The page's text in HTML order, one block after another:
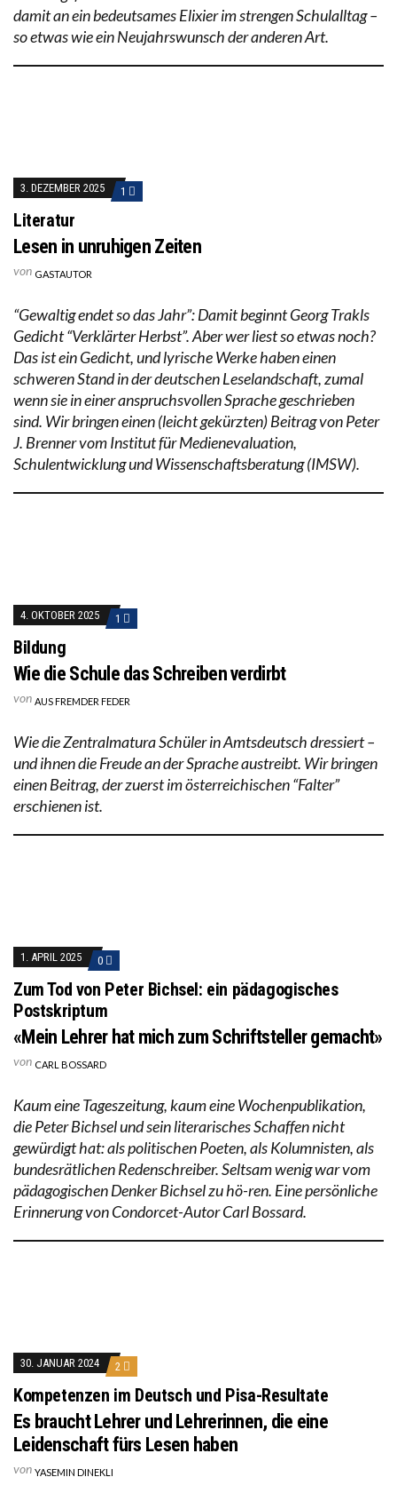
damit an ein bedeutsames Elixier im strengen Schulalltag –
so etwas wie ein Neujahrswunsch der anderen Art.
3. DEZEMBER 2025 1
Literatur
Lesen in unruhigen Zeiten
von GASTAUTOR
“Gewaltig endet so das Jahr”: Damit beginnt Georg Trakls
Gedicht “Verklärter Herbst”. Aber wer liest so etwas noch?
Das ist ein Gedicht, und lyrische Werke haben einen
schweren Stand in der deutschen Leselandschaft, zumal
wenn sie in einer anspruchsvollen Sprache geschrieben
sind. Wir bringen einen (leicht gekürzten) Beitrag von Peter
J. Brenner vom Institut für Medienevaluation,
Schulentwicklung und Wissenschaftsberatung (IMSW).
4. OKTOBER 2025 1
Bildung
Wie die Schule das Schreiben verdirbt
von AUS FREMDER FEDER
Wie die Zentralmatura Schüler in Amtsdeutsch dressiert –
und ihnen die Freude an der Sprache austreibt. Wir bringen
einen Beitrag, der zuerst im österreichischen “Falter”
erschienen ist.
1. APRIL 2025 0
Zum Tod von Peter Bichsel: ein pädagogisches
Postskriptum
«Mein Lehrer hat mich zum Schriftsteller gemacht»
von CARL BOSSARD
Kaum eine Tageszeitung, kaum eine Wochenpublikation,
die Peter Bichsel und sein literarisches Schaffen nicht
gewürdigt hat: als politischen Poeten, als Kolumnisten, als
bundesrätlichen Redenschreiber. Seltsam wenig war vom
pädagogischen Denker Bichsel zu hö-ren. Eine persönliche
Erinnerung von Condorcet-Autor Carl Bossard.
30. JANUAR 2024 2
Kompetenzen im Deutsch und Pisa-Resultate
Es braucht Lehrer und Lehrerinnen, die eine
Leidenschaft fürs Lesen haben
von YASEMIN DINEKLI